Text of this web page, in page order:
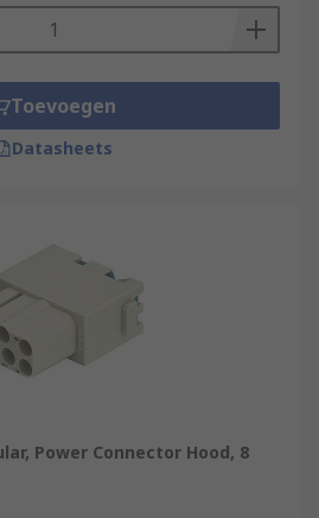
Toevoegen
Datasheets
Power Connector Hood, 8